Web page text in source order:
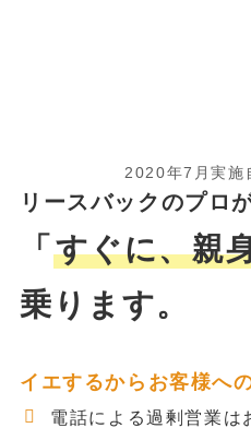
2020年7月実施
リースバックのプロ
「 すぐに、親
乗ります。
イエするからお客様へ
電話による過剰営業は